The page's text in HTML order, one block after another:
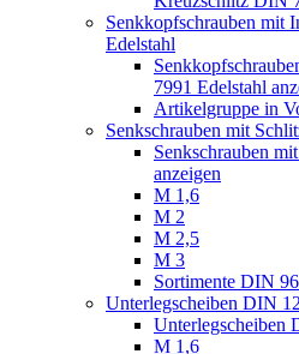
Senkkopfschrauben mit
Edelstahl
7991 Edelstahl
Artikelgruppe in
Senkschrauben mit
Senkschrauben
anzeigen
M 1,6
M 2
M 2,5
M 3
Sortimente DIN
Unterlegscheiben DIN
Unterlegscheiben
M 1,6